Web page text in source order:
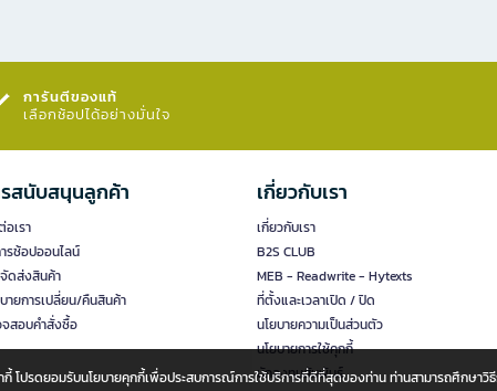
การันตีของแท้
เลือกช้อปได้อย่างมั่นใจ​
สนับสนุนลูกค้า
เรา
รช้อปออนไลน์
ดส่งสินค้า
ายการเปลี่ยน/คืนสินค้า
สอบคำสั่งซื้อ
เกี่ยวกับเรา
เกี่ยวกับเรา
B2S CLUB
MEB - Readwrite - Hytexts
ที่ตั้งและเวลาเปิด / ปิด
นโยบายความเป็นส่วนตัว
นโยบายการใช้คุกกี้
นักลงทุนสัมพันธ์
กี้ โปรดยอมรับนโยบายคุกกี้เพื่อประสบการณ์การใช้บริการที่ดีที่สุดของท่าน ท่านสามารถศึกษา